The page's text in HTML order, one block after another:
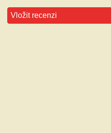
Vložit recenzi